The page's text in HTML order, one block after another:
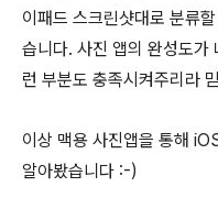
이패드 스크린샷대로 분류
습니다. 사진 앱의 완성도가
런 부분도 충족시켜주리라
이상 맥용 사진앱을 통해
알아봤습니다 :-)